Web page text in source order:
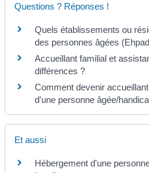
Questions ? Réponses !
Quels établissements ou
des personnes âgées
Accueillant familial et
différences ?
Comment devenir
d'une personne âgée/
Et aussi
Hébergement d'une